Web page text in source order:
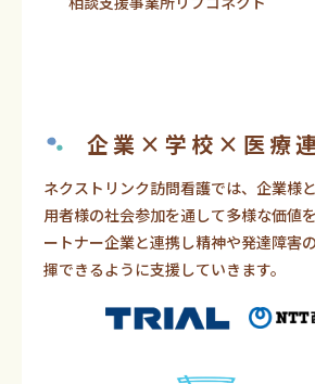
企業×学校×医療
ネクストリンク訪問看護では、企業様
用者様の社会参加を通して多様な価値
ートナー企業と連携し精神や発達障害
揮できるように支援していきます。